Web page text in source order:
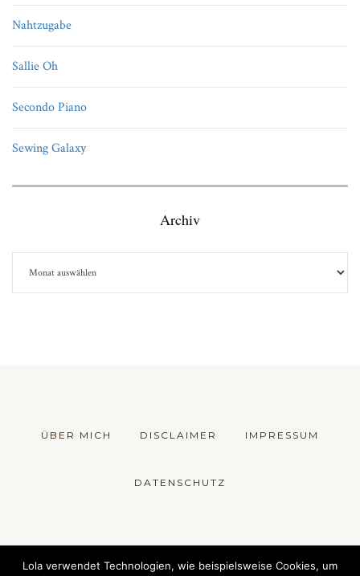
Nahtzugabe
Sallie Oh
Secondo Piano
Sewing Galaxy
Archiv
ÜBER MICH DISCLAIMER IMPRESSUM
DATENSCHUTZ
Lola verwendet Technologien, wie beispielsweise Cookies, um